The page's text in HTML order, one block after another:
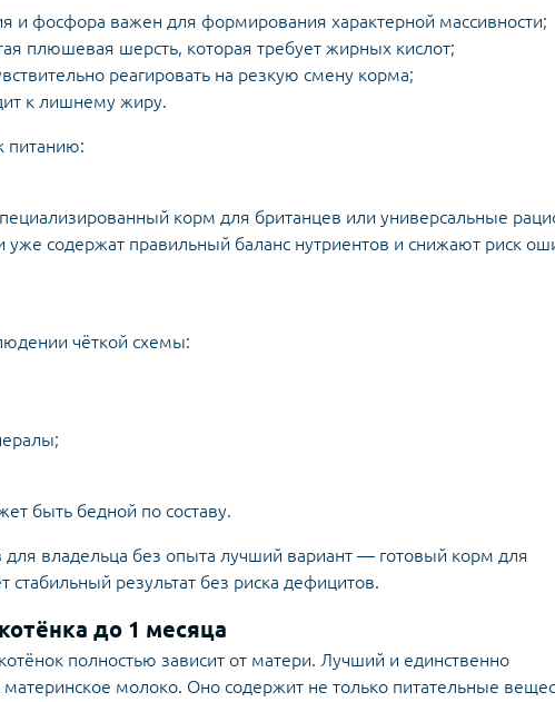
и фосфора важен для формирования характерной массивности;
плюшевая шерсть, которая требует жирных кислот;
реагировать на резкую смену корма;
к лишнему жиру.
питанию:
корм для британцев или универсальные
уже содержат правильный баланс нутриентов и снижают риск
чёткой схемы:
быть бедной по составу.
для владельца без опыта лучший вариант — готовый корм для
стабильный результат без риска дефицитов.
до 1 месяца
полностью зависит от матери. Лучший и единственно
молоко. Оно содержит не только питательные